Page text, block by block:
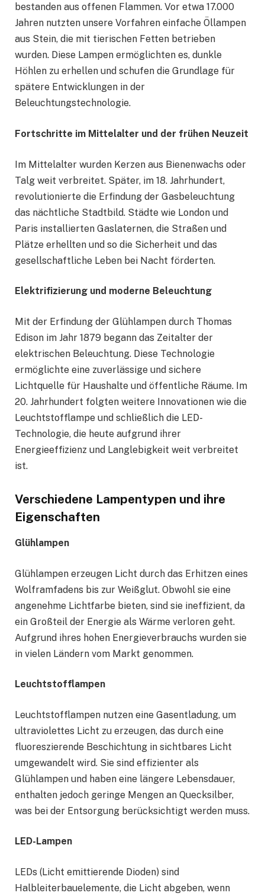
bestanden aus offenen Flammen. Vor etwa 17.000
Jahren nutzten unsere Vorfahren einfache Öllampen
aus Stein, die mit tierischen Fetten betrieben
wurden. Diese Lampen ermöglichten es, dunkle
Höhlen zu erhellen und schufen die Grundlage für
spätere Entwicklungen in der
Beleuchtungstechnologie.
Fortschritte im Mittelalter und der frühen Neuzeit
Im Mittelalter wurden Kerzen aus Bienenwachs oder
Talg weit verbreitet. Später, im 18. Jahrhundert,
revolutionierte die Erfindung der Gasbeleuchtung
das nächtliche Stadtbild. Städte wie London und
Paris installierten Gaslaternen, die Straßen und
Plätze erhellten und so die Sicherheit und das
gesellschaftliche Leben bei Nacht förderten.
Elektrifizierung und moderne Beleuchtung
Mit der Erfindung der Glühlampen durch Thomas
Edison im Jahr 1879 begann das Zeitalter der
elektrischen Beleuchtung. Diese Technologie
ermöglichte eine zuverlässige und sichere
Lichtquelle für Haushalte und öffentliche Räume. Im
20. Jahrhundert folgten weitere Innovationen wie die
Leuchtstofflampe und schließlich die LED-
Technologie, die heute aufgrund ihrer
Energieeffizienz und Langlebigkeit weit verbreitet
ist.
Verschiedene Lampentypen und ihre
Eigenschaften
Glühlampen
Glühlampen erzeugen Licht durch das Erhitzen eines
Wolframfadens bis zur Weißglut. Obwohl sie eine
angenehme Lichtfarbe bieten, sind sie ineffizient, da
ein Großteil der Energie als Wärme verloren geht.
Aufgrund ihres hohen Energieverbrauchs wurden sie
in vielen Ländern vom Markt genommen.
Leuchtstofflampen
Leuchtstofflampen nutzen eine Gasentladung, um
ultraviolettes Licht zu erzeugen, das durch eine
fluoreszierende Beschichtung in sichtbares Licht
umgewandelt wird. Sie sind effizienter als
Glühlampen und haben eine längere Lebensdauer,
enthalten jedoch geringe Mengen an Quecksilber,
was bei der Entsorgung berücksichtigt werden muss.
LED-Lampen
LEDs (Licht emittierende Dioden) sind
Halbleiterbauelemente, die Licht abgeben, wenn